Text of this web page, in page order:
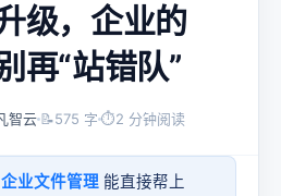
级，企业的
再“站错队”
智云 📝575 字 ⏱2 分钟阅读
企业文件管理 能直接帮上